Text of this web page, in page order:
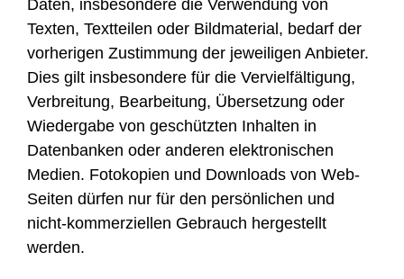
Daten, insbesondere die Verwendung von
Texten, Textteilen oder Bildmaterial, bedarf der
vorherigen Zustimmung der jeweiligen Anbieter.
Dies gilt insbesondere für die Vervielfältigung,
Verbreitung, Bearbeitung, Übersetzung oder
Wiedergabe von geschützten Inhalten in
Datenbanken oder anderen elektronischen
Medien. Fotokopien und Downloads von Web-
Seiten dürfen nur für den persönlichen und
nicht-kommerziellen Gebrauch hergestellt
werden.